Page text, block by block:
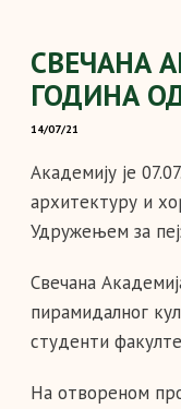
СВЕЧАНА
ГОДИНА
14/07/21
Академију је
архитектуру и
Удружењем за
Свечана
пирамидалног
студенти
На отвореном